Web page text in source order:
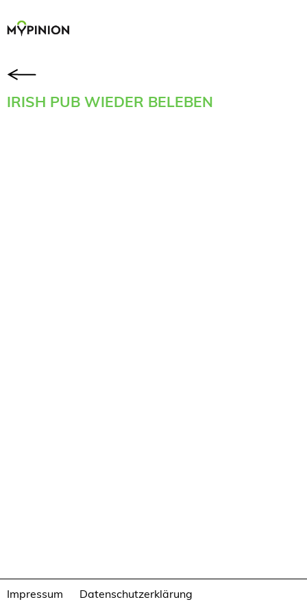
IRISH PUB WIEDER BELEBEN
Impressum Datenschutzerklärung